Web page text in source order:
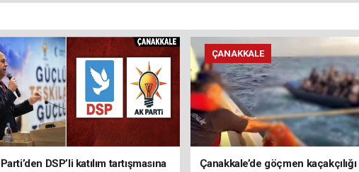
DSP’li katılım tartışmasına
ÇANAKKALE
Çanakkale’de göçmen kaçakçılığı